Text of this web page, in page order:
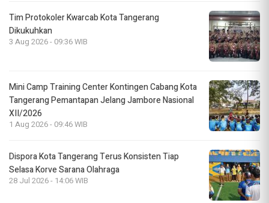
Tim Protokoler Kwarcab Kota Tangerang
Dikukuhkan
3 Aug 2026 - 09:36 WIB
Mini Camp Training Center Kontingen Cabang Kota
Tangerang Pemantapan Jelang Jambore Nasional
XII/2026
1 Aug 2026 - 09:46 WIB
Dispora Kota Tangerang Terus Konsisten Tiap
Selasa Korve Sarana Olahraga
28 Jul 2026 - 14:06 WIB